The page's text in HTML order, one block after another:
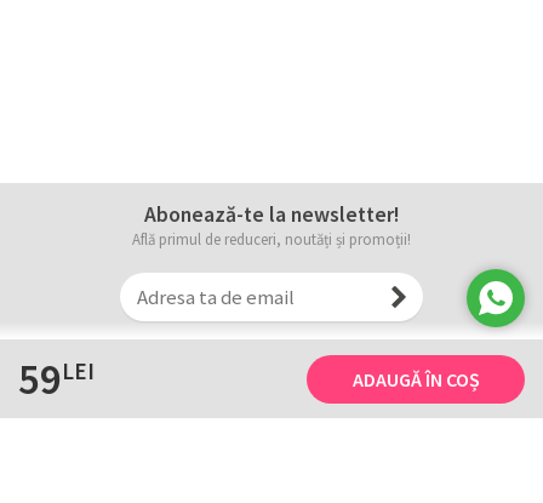
59LEI ADAUGĂ ÎN COȘ
Abonează-te la newsletter!
Află primul de reduceri, noutăți și promoții!
Tricourile noastre